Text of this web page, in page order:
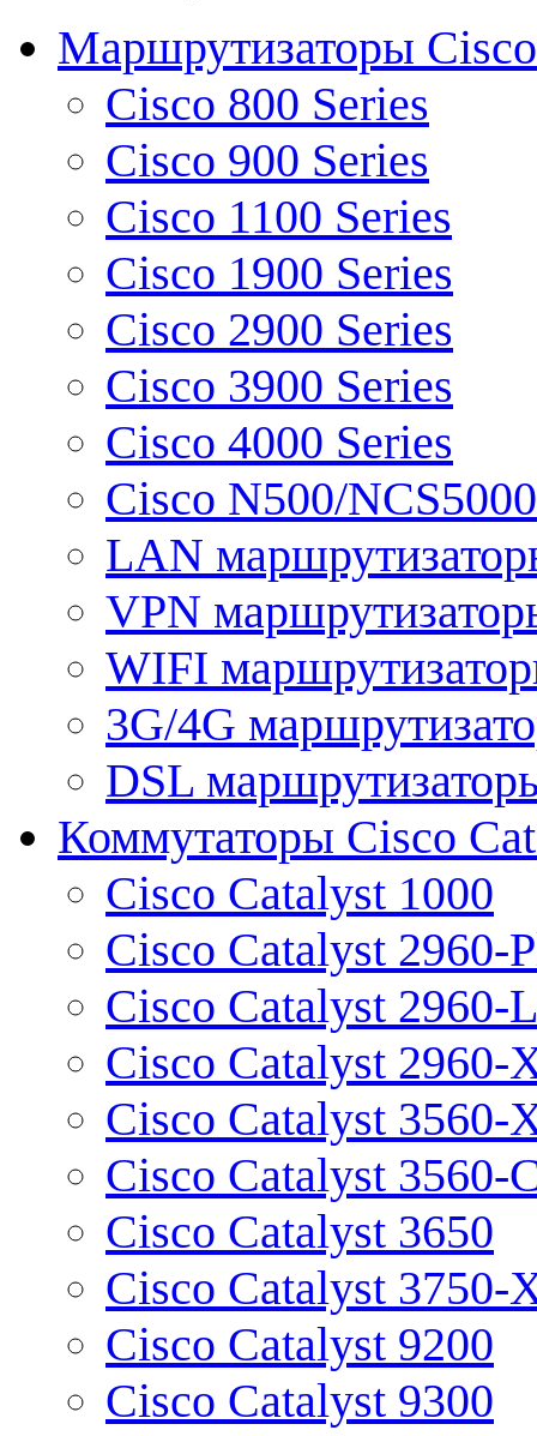
Маршрутизаторы Cisco
Cisco 800 Series
Cisco 900 Series
Cisco 1100 Series
Cisco 1900 Series
Cisco 2900 Series
Cisco 3900 Series
Cisco 4000 Series
Cisco N500/
LAN
VPN
WIFI
3G/4G
DSL
Коммутаторы Cisco
Cisco Catalyst 1000
Cisco Catalyst 2960-
Cisco Catalyst 2960-L
Cisco Catalyst 2960-
Cisco Catalyst 3560-
Cisco Catalyst 3560-
Cisco Catalyst 3650
Cisco Catalyst 3750-
Cisco Catalyst 9200
Cisco Catalyst 9300